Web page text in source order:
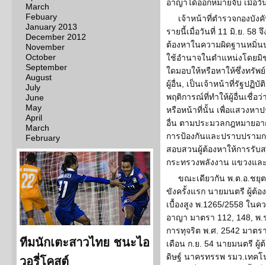
March
Febuary
January 2013
December 2012
November
October
September
August
July
June
May
April
March
February
ทีมนักเตะสาวไทย ชนะไอ
วอรี่โคสต์
อาญาได้ออกหมายจับ เมื่อวั
เจ้าหน้าที่ตำรวจกองบัง
รายนี้เมื่อวันที่ 11 มิ.ย. 58
ต้องหาในความผิดฐานหมิ่น
ใช้อำนาจในตำแหน่งโดยมิ
ใดมอบให้หรือหาให้ซึ่งทรัพ
ผู้อื่น, เป็นเจ้าหน้าที่รัฐปฏิบั
พฤติการณ์ที่ทำให้ผู้อื่นเชื่อว่
หรือหน้าที่นั้น เพื่อแสวงหา
อื่น ตามประมวลกฎหมายอ
การป้องกันและปราบปราม
สอบสวนผู้ต้องหาให้การรับ
กระทรวงพลังงาน แขวงแล
ขณะเดียวกัน พ.ต.อ.ชยุ
ขังครั้งแรก นายมนตรี ผู้ต้อ
เบื้องสูง พ.1265/2558 ใน
อาญา มาตรา 112, 148, พ
การทุจริต พ.ศ. 2542 มาต
เดือน ก.ย. 54 นายมนตรี ผู้
ดิษฐ์ นาครทรรพ รมว.เทค